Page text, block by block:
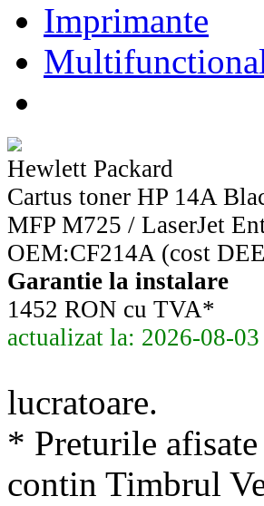
Imprimante
Hewlett Packard
Cartus toner HP 14A
MFP M725 / LaserJet
OEM:CF214A (cost
Garantie la instalare
1452 RON cu TVA*
actualizat la: 2026-08-
lucratoare.
* Preturile
contin Timbrul